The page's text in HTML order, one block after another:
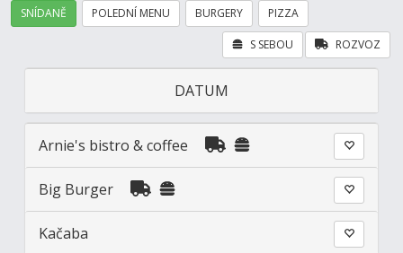
SNÍDANĚ POLEDNÍ MENU BURGERY PIZZA
ROZVOZ
S SEBOU
DATUM
Arnie's bistro & coffee
Big Burger
Kačaba